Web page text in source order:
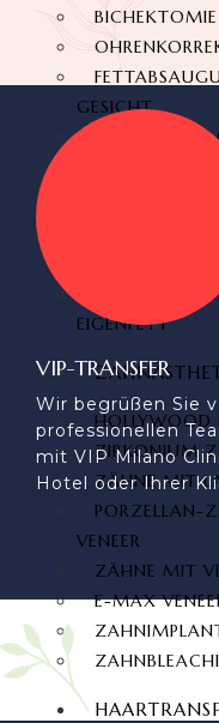
BICHEKTOMIE
GESICHT
BRAZILIAN
PO
IGENFETT
HOLLYWOOD
ZIRKONIUM
ZÄHNE MIT
PORZELLAN-
VENEER
ZÄHNE MIT
E-MAX
VIP-TRANSFER
Wir begrüßen Sie
professionellen
mit VIP Milano
Hotel oder Ihrer